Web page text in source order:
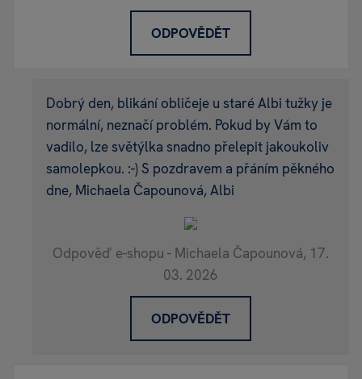
ODPOVĚDĚT
Dobrý den, blikání obličeje u staré Albi tužky je
normální, neznačí problém. Pokud by Vám to
vadilo, lze světýlka snadno přelepit jakoukoliv
samolepkou. :-) S pozdravem a přáním pěkného
dne, Michaela Čapounová, Albi
Odpověď e-shopu - Michaela Čapounová, 17.
03. 2026
ODPOVĚDĚT